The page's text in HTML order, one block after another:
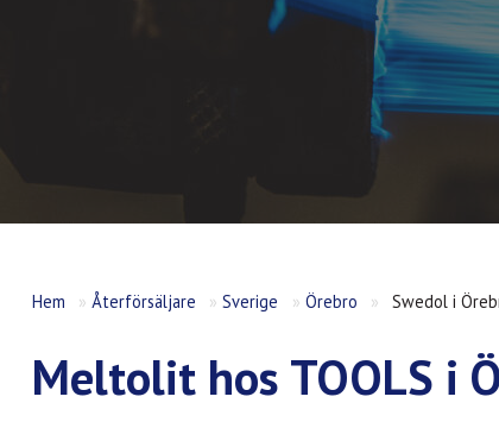
Hem »Återförsäljare »Sverige » Örebro » Swedol i
Meltolit hos TOOLS i